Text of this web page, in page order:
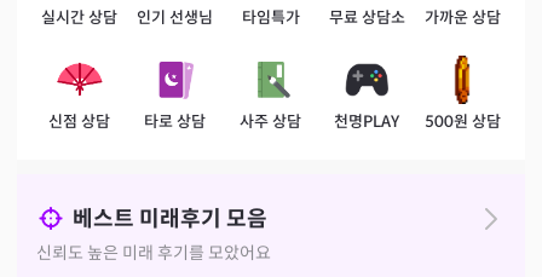
실시간 상담 인기 선생님 타임특가 무료 상담소 가까운 상담
신점 상담 타로 상담 사주 상담 천명PLAY 500원 상담
베스트 미래후기 모음
신뢰도 높은 미래 후기를 모았어요